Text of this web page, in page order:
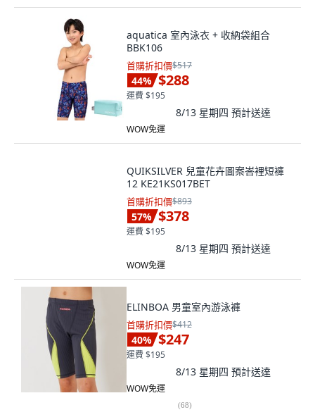
aquatica 室內泳衣 + 收納袋組合
BBK106
首購折扣價$517
44% $288
運費 $195
8/13 星期四 預計送達
WOW免運
QUIKSILVER 兒童花卉圖案峇裡短褲
12 KE21KS017BET
首購折扣價$893
57% $378
運費 $195
8/13 星期四 預計送達
WOW免運
ELINBOA 男童室內游泳褲
首購折扣價$412
40% $247
運費 $195
8/13 星期四 預計送達
WOW免運
(68)